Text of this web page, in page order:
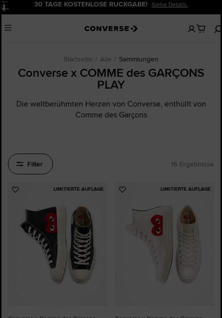
Pause RÜCKGABE! Siehe Details. 20%
Menu
Keine
artikel
Startseite Alle Sammlungen
Converse x COMME des GARÇONS
PLAY
Die weltberühmten Herzen von Converse, enthüllt von
Comme des Garçons
Filter 16 Ergebnisse
LIMITIERTE AUFLAGE
Zu
hinzufügen
LIMITIERTE AUFLAGE
Zu
hinzufügen